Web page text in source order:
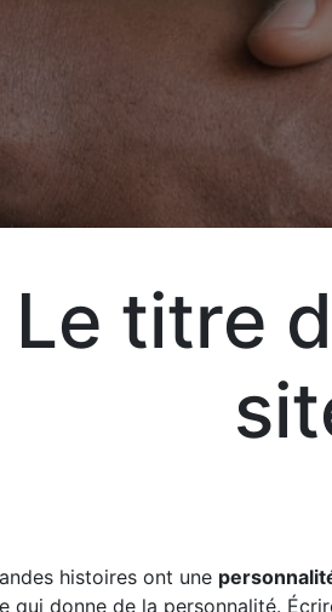
Le titre
histoires ont une
qui donne de la personnalité.